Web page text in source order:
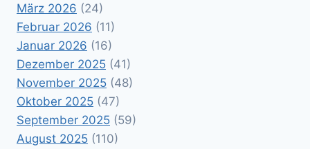
März 2026 (24)
Februar 2026 (11)
Januar 2026 (16)
Dezember 2025 (41)
November 2025 (48)
Oktober 2025 (47)
September 2025 (59)
August 2025 (110)